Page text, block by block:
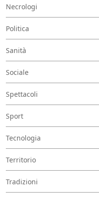
Necrologi
Politica
Sanità
Sociale
Spettacoli
Sport
Tecnologia
Territorio
Tradizioni